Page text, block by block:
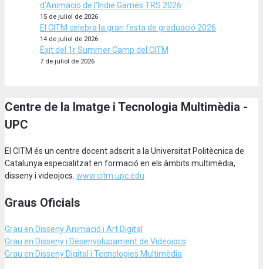
d’Animació de l’Indie Games TRS 2026
15 de juliol de 2026
El CITM celebra la gran festa de graduació 2026
14 de juliol de 2026
Èxit del 1r Summer Camp del CITM
7 de juliol de 2026
Centre de la Imatge i Tecnologia Multimèdia -
UPC
El CITM és un centre docent adscrit a la Universitat Politècnica de
Catalunya especialitzat en formació en els àmbits multimèdia,
disseny i videojocs. www.citm.upc.edu
Graus Oficials
Grau en Disseny Animació i Art Digital
Grau en Disseny i Desenvolupament de Videojocs
Grau en Disseny Digital i Tecnologies Multimèdia